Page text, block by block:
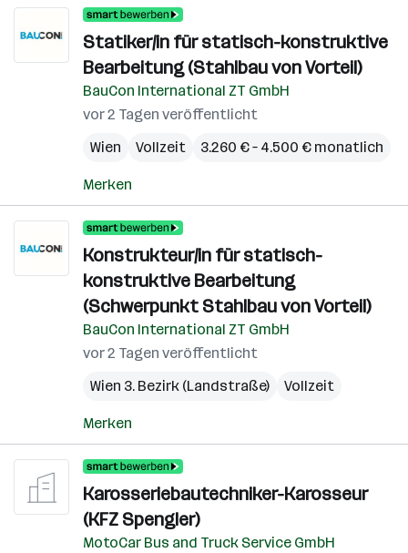
Statiker/in für statisch-konstruktive
Bearbeitung (Stahlbau von Vorteil)
BauCon International ZT GmbH
vor 2 Tagen veröffentlicht
Wien
Vollzeit 3.260 € – 4.500 € monatlich
Merken
Konstrukteur/in für statisch-
konstruktive Bearbeitung
(Schwerpunkt Stahlbau von Vorteil)
BauCon International ZT GmbH
vor 2 Tagen veröffentlicht
Wien 3. Bezirk (Landstraße)
Vollzeit
Merken
Karosseriebautechniker-Karosseur
(KFZ Spengler)
MotoCar Bus and Truck Service GmbH